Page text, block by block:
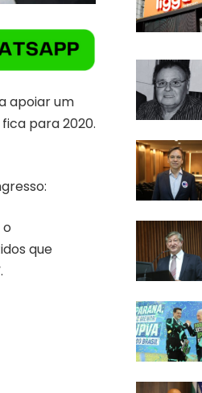
apoiar um
para 2020.
que